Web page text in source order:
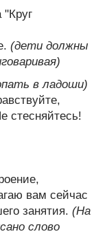
"Круг
(дети должны
в ладоши)
стесняйтесь!
вам сейчас
занятия. (На
слово